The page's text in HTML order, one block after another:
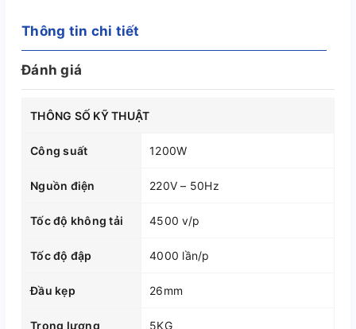
Thông tin chi tiết
Đánh giá
THÔNG SỐ KỸ THUẬT
Công suất 1200W
Nguồn điện 220V – 50Hz
Tốc độ không tải 4500 v/p
Tốc độ đập 4000 lần/p
Đầu kẹp 26mm
Trọng lượng 5KG